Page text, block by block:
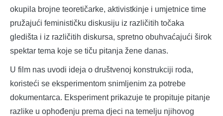
okupila brojne teoretičarke, aktivistkinje i umjetnice time
pružajući feminističku diskusiju iz različitih točaka
gledišta i iz različitih diskursa, spretno obuhvaćajući širok
spektar tema koje se tiču pitanja žene danas.
U film nas uvodi ideja o društvenoj konstrukciji roda,
koristeći se eksperimentom snimljenim za potrebe
dokumentarca. Eksperiment prikazuje te propituje pitanje
razlike u ophođenju prema djeci na temelju njihovog